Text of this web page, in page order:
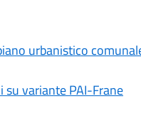
urbanistico
variante PAI-Frane